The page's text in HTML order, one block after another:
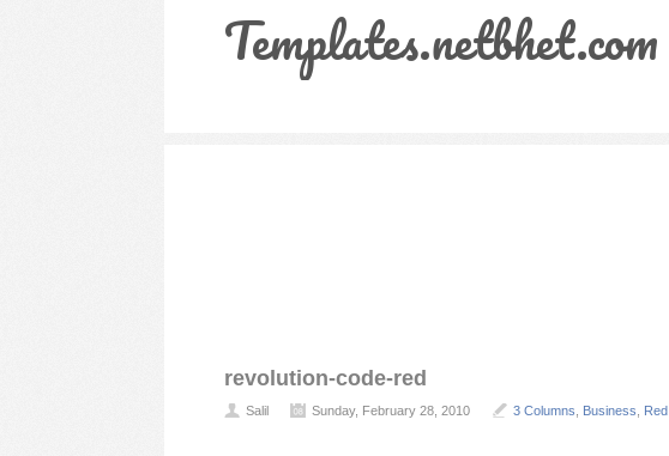
Templates.netbhet.com
revolution-code-red
Salil Sunday, February 28, 2010 3 Columns Business Red